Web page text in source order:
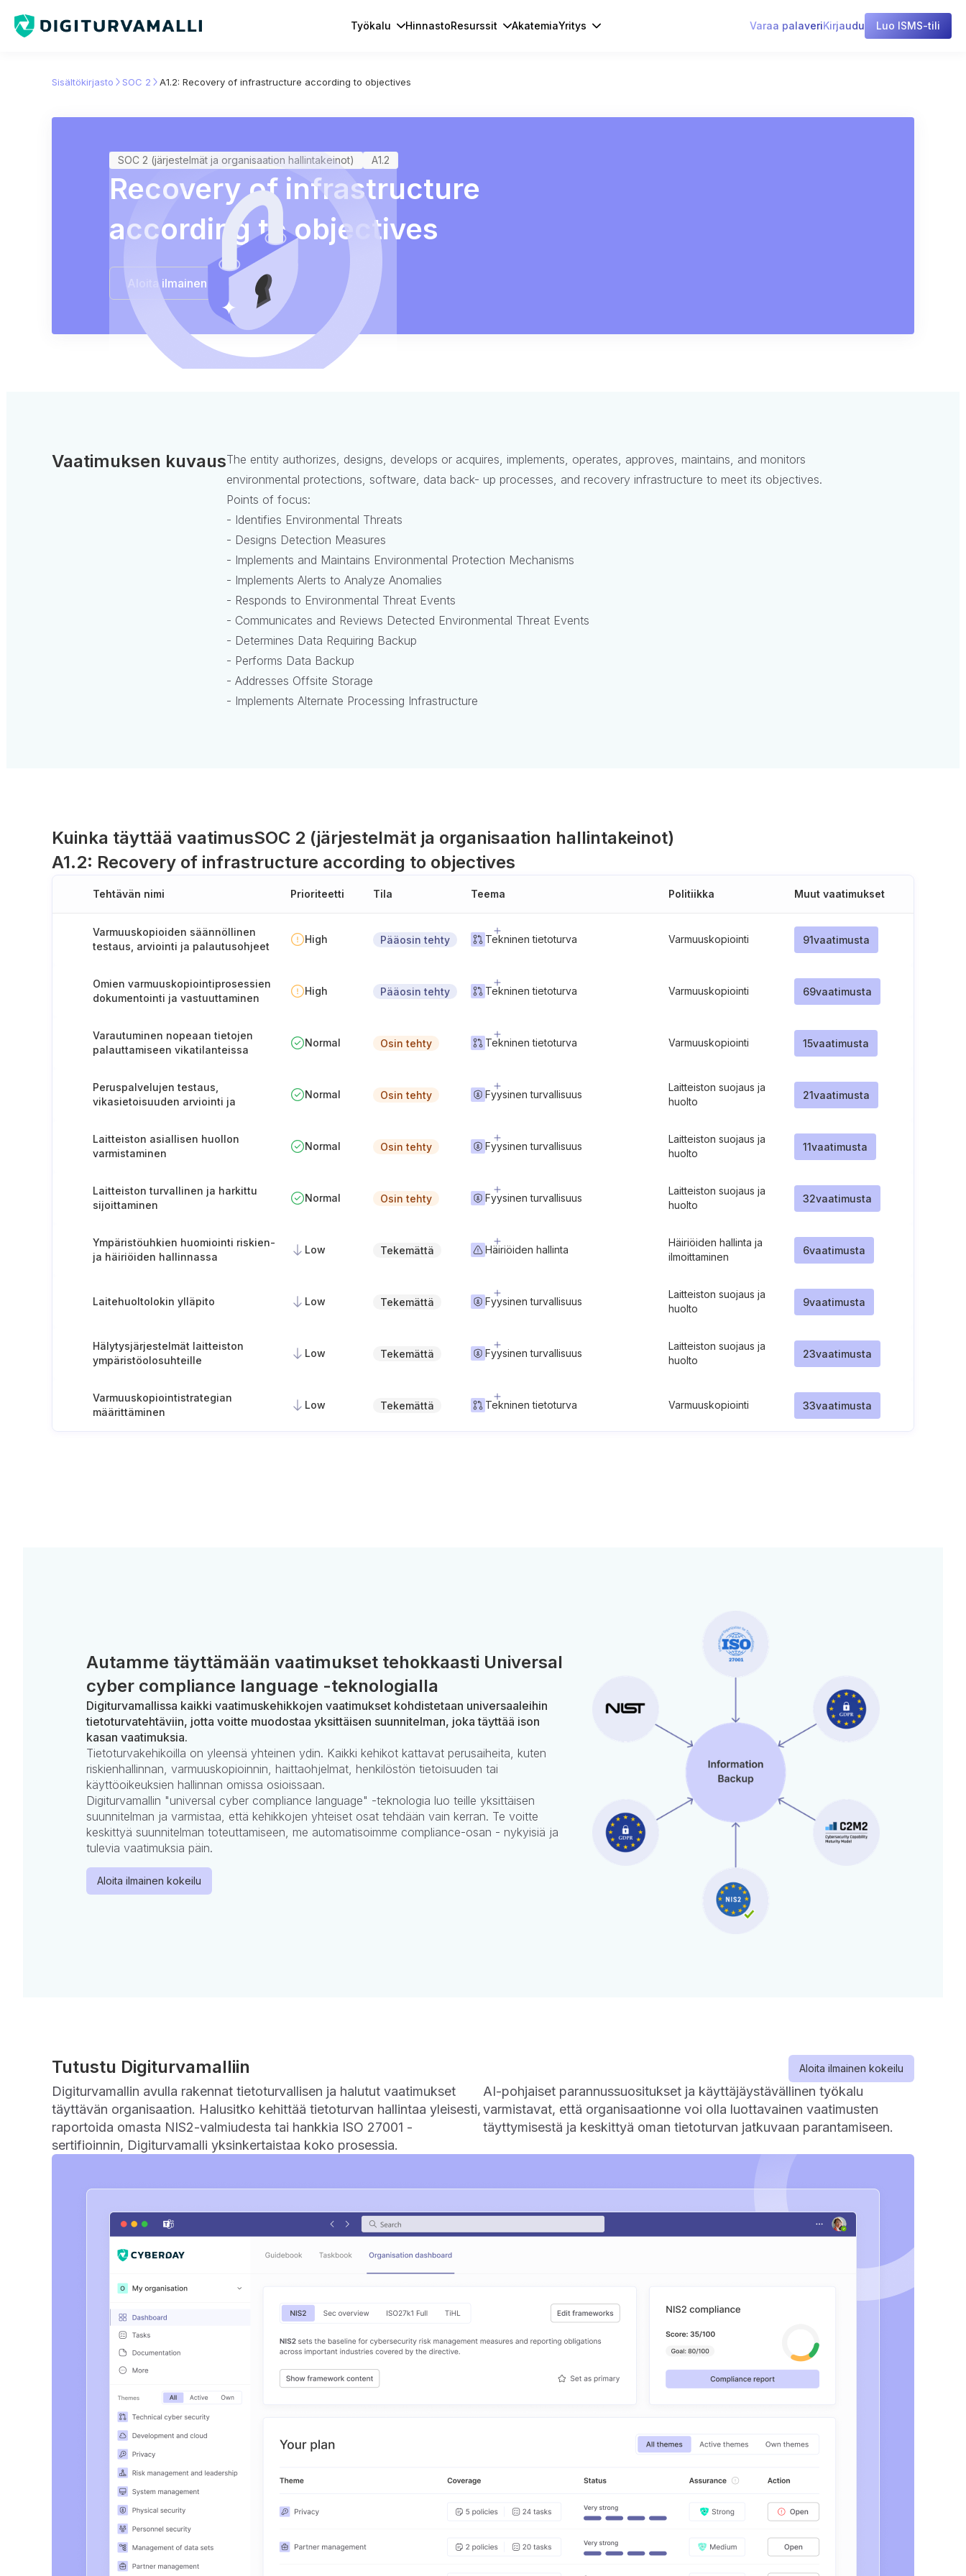
Työkalu HinnastoResurssit AkatemiaYritys Varaa palaveriKirjaudu Luo ISMS-tili
Sisältökirjasto SOC 2 A1.2: Recovery of infrastructure according to objectives
SOC 2 (järjestelmät ja organisaation hallintakeinot) A1.2
Recovery of infrastructure
according to objectives
Aloita ilmainen kokeilu
Vaatimuksen kuvausThe entity authorizes, designs, develops or acquires, implements, operates, approves, maintains, and monitors
environmental protections, software, data back- up processes, and recovery infrastructure to meet its objectives.
Points of focus:
- Identifies Environmental Threats
- Designs Detection Measures
- Implements and Maintains Environmental Protection Mechanisms
- Implements Alerts to Analyze Anomalies
- Responds to Environmental Threat Events
- Communicates and Reviews Detected Environmental Threat Events
- Determines Data Requiring Backup
- Performs Data Backup
- Addresses Offsite Storage
- Implements Alternate Processing Infrastructure
Kuinka täyttää vaatimusSOC 2 (järjestelmät ja organisaation hallintakeinot)
A1.2: Recovery of infrastructure according to objectives
Tehtävän nimi Prioriteetti Tila Teema Politiikka Muut vaatimukset
Varmuuskopioiden säännöllinen
testaus, arviointi ja palautusohjeet
High Pääosin tehty Tekninen tietoturva Varmuuskopiointi 91vaatimusta
Omien varmuuskopiointiprosessien
dokumentointi ja vastuuttaminen
High Pääosin tehty Tekninen tietoturva Varmuuskopiointi 69vaatimusta
Varautuminen nopeaan tietojen
palauttamiseen vikatilanteissa
Normal Osin tehty Tekninen tietoturva Varmuuskopiointi 15vaatimusta
Peruspalvelujen testaus,
vikasietoisuuden arviointi ja
Normal Osin tehty Fyysinen turvallisuus
Laitteiston suojaus ja
huolto
21vaatimusta
Laitteiston asiallisen huollon
varmistaminen
Normal Osin tehty Fyysinen turvallisuus
Laitteiston suojaus ja
huolto
11vaatimusta
Laitteiston turvallinen ja harkittu
sijoittaminen
Normal Osin tehty Fyysinen turvallisuus
Laitteiston suojaus ja
huolto
32vaatimusta
Ympäristöuhkien huomiointi riskien-
ja häiriöiden hallinnassa
Low Tekemättä Häiriöiden hallinta
Häiriöiden hallinta ja
ilmoittaminen
6vaatimusta
Laitehuoltolokin ylläpito Low Tekemättä Fyysinen turvallisuus
Laitteiston suojaus ja
huolto
9vaatimusta
Hälytysjärjestelmät laitteiston
ympäristöolosuhteille
Low Tekemättä Fyysinen turvallisuus
Laitteiston suojaus ja
huolto
23vaatimusta
Varmuuskopiointistrategian
määrittäminen
Low Tekemättä Tekninen tietoturva Varmuuskopiointi 33vaatimusta
Autamme täyttämään vaatimukset tehokkaasti Universal
cyber compliance language -teknologialla
Digiturvamallissa kaikki vaatimuskehikkojen vaatimukset kohdistetaan universaaleihin
tietoturvatehtäviin, jotta voitte muodostaa yksittäisen suunnitelman, joka täyttää ison
kasan vaatimuksia.
Tietoturvakehikoilla on yleensä yhteinen ydin. Kaikki kehikot kattavat perusaiheita, kuten
riskienhallinnan, varmuuskopioinnin, haittaohjelmat, henkilöstön tietoisuuden tai
käyttöoikeuksien hallinnan omissa osioissaan.
Digiturvamallin "universal cyber compliance language" -teknologia luo teille yksittäisen
suunnitelman ja varmistaa, että kehikkojen yhteiset osat tehdään vain kerran. Te voitte
keskittyä suunnitelman toteuttamiseen, me automatisoimme compliance-osan - nykyisiä ja
tulevia vaatimuksia päin.
Aloita ilmainen kokeilu
Tutustu Digiturvamalliin Aloita ilmainen kokeilu
Digiturvamallin avulla rakennat tietoturvallisen ja halutut vaatimukset
täyttävän organisaation. Halusitko kehittää tietoturvan hallintaa yleisesti,
raportoida omasta NIS2-valmiudesta tai hankkia ISO 27001 -
sertifioinnin, Digiturvamalli yksinkertaistaa koko prosessia.
AI-pohjaiset parannussuositukset ja käyttäjäystävällinen työkalu
varmistavat, että organisaationne voi olla luottavainen vaatimusten
täyttymisestä ja keskittyä oman tietoturvan jatkuvaan parantamiseen.